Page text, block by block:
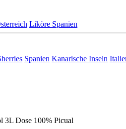
Liköre Spanien
Spanien Kanarische Inseln
3L Dose 100% Picual